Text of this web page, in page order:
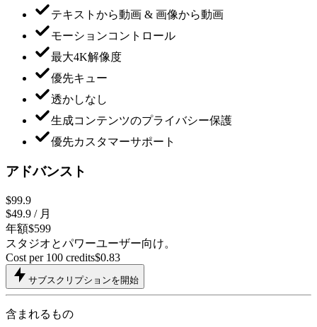
テキストから動画 & 画像から動画
モーションコントロール
最大4K解像度
優先キュー
透かしなし
生成コンテンツのプライバシー保護
優先カスタマーサポート
アドバンスト
$99.9
$49.9 / 月
年額$599
スタジオとパワーユーザー向け。
Cost per 100 credits$0.83
サブスクリプションを開始
含まれるもの